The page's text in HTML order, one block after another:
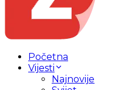
Početna
Vijesti
Najnovije